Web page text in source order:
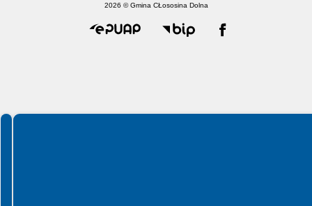
2026 © Gmina CŁososina Dolna
Spełniamy standardy WCAG 2.2
Spełniamy standardy W3C